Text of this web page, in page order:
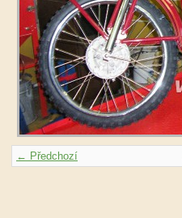
← Předchozí